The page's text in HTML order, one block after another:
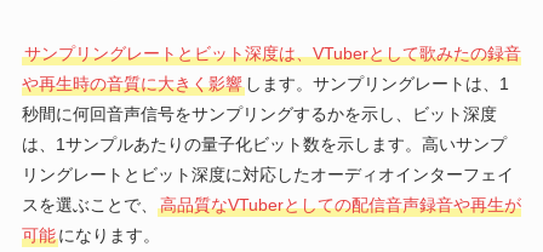
サンプリングレートとビット深度は、VTuberとして歌みたの録音
や再生時の音質に大きく影響します。サンプリングレートは、1
秒間に何回音声信号をサンプリングするかを示し、ビット深度
は、1サンプルあたりの量子化ビット数を示します。高いサンプ
リングレートとビット深度に対応したオーディオインターフェイ
スを選ぶことで、
高品質なVTuberとしての配信音声録音や再生が
可能になります。